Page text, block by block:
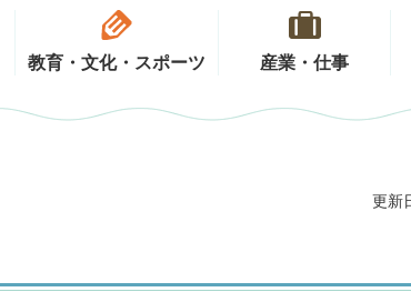
教育・文化・スポーツ 産業・仕事
更新